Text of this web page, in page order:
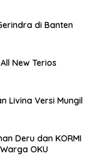
di Banten
New Terios
Livina Versi Mungil
Deru dan KORMI
OKU